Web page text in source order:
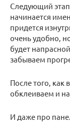
Следующий
начинается
придется
очень удобно,
будет
забываем
После того, как
обклеиваем и
И даже про